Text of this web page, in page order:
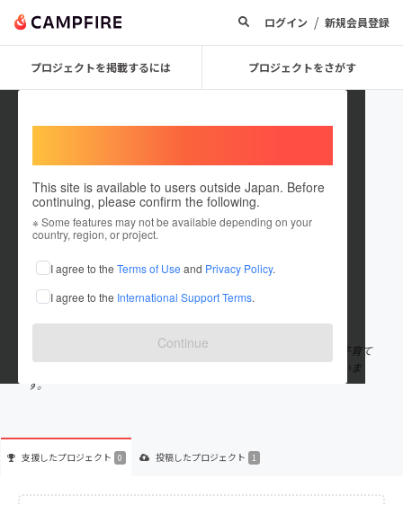
ログイン / 新規会員登録
プロジェクトを掲載するには プロジェクトをさがす
This site is available to users outside Japan. Before
continuing, please confirm the following.
※ Some features may not be available depending on your
country, region, or project.
I agree to the Terms of Use and Privacy Policy.
I agree to the International Support Terms.
Continue
Kodomozeisei
これまでに1件のプロジェクトを投稿しています
在住国：日本 現在地：東京都
出身国：日本 出身地：未設定
「こども税制協議会」は子育て当事者で構成された任意団体で、子育て
に関する減税措置を国と地方自治体へ働きかける活動を主としていま
す。
支援したプロジェクト 0 投稿したプロジェクト 1